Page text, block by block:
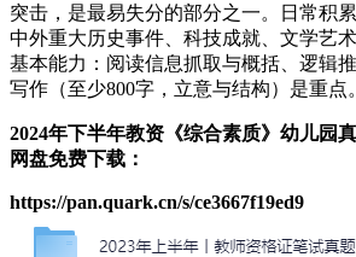
突击，是最易失分的部分之一。日常积
中外重大历史事件、科技成就、文学艺术
基本能力：阅读信息抓取与概括、逻辑
写作（至少800字，立意与结构）是重点。
2024年下半年教资《综合素质》幼儿园
网盘免费下载：
https://pan.quark.cn/s/ce3667f19ed9